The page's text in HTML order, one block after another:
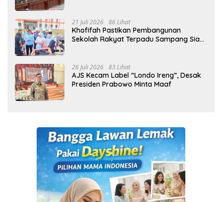
21 Juli 2026 86 Lihat
Khofifah Pastikan Pembangunan
Sekolah Rakyat Terpadu Sampang Siap
26 Juli 2026 83 Lihat
AJS Kecam Label “Londo Ireng”, Desak
Presiden Prabowo Minta Maaf